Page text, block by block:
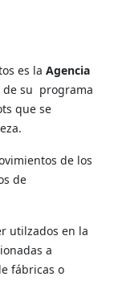
es la Agencia
de su programa
que se
de los
de
utilzados en la
a
fábricas o